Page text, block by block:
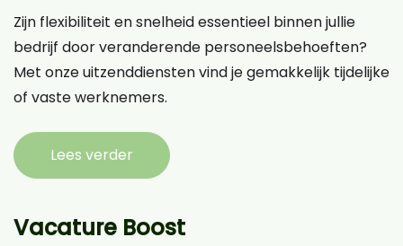
Zijn flexibiliteit en snelheid essentieel binnen jullie
bedrijf door veranderende personeelsbehoeften?
Met onze uitzenddiensten vind je gemakkelijk tijdelijke
of vaste werknemers.
Lees verder
Vacature Boost